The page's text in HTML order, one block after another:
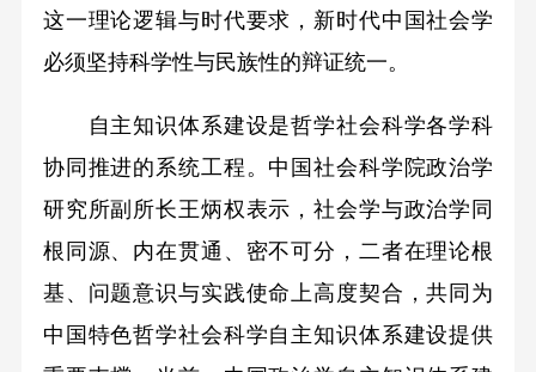
这一理论逻辑与时代要求，新时代中国社会学
必须坚持科学性与民族性的辩证统一。
自主知识体系建设是哲学社会科学各学科
协同推进的系统工程。中国社会科学院政治学
研究所副所长王炳权表示，社会学与政治学同
根同源、内在贯通、密不可分，二者在理论根
基、问题意识与实践使命上高度契合，共同为
中国特色哲学社会科学自主知识体系建设提供